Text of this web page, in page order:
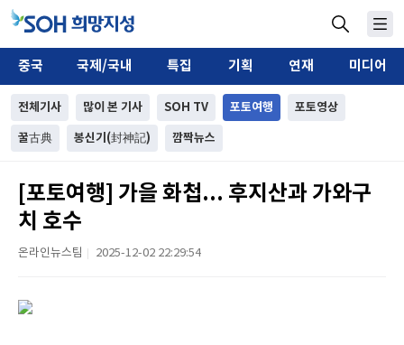
중국 국제/국내 특집 기획 연재 미디어
전체기사 많이 본 기사 SOH TV 포토여행 포토영상
꿀古典 봉신기(封神記) 깜짝뉴스
[포토여행] 가을 화첩... 후지산과 가와구
치 호수
온라인뉴스팀 2025-12-02 22:29:54